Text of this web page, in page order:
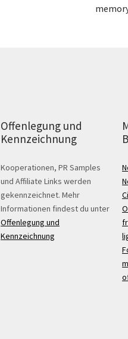
Offenlegung und
Kennzeichnung
Kooperationen, PR Samples
und Affiliate Links werden
gekennzeichnet. Mehr
Informationen findest du unter
Offenlegung und
Kennzeichnung